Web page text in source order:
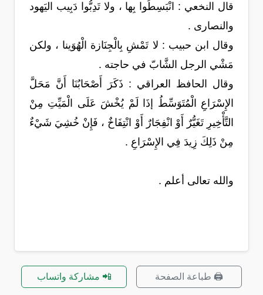
قال النخعي : انْبَسِطُوا بِها ، ولا تَدِبُّوا دَبِيب اليَهود
والنصارى .
وقال ابن حبيب : لا تَمْشِ بِالْجِنَازة الْهُوَينا ، ولكن
مَشْي الرجل الشَّابّ في حاجته .
وقال الحافظ العراقي : ذَكَرَ أَصْحَابُنَا أَنَّ مَحَلَّ
الإِسْرَاعِ الْمُتَوَسِّطُ إذَا لَمْ يُخْشَ عَلَى الْمَيِّتِ مِنْ
التَّأْخِيرِ تَغَيُّرٌ أَوْ انْفِجَارٌ أَوْ انْتِفَاخٌ ، فَإِنْ خُشِيَ شَيْءٌ
مِنْ ذَلِكَ زِيدَ فِي الإِسْرَاعِ .
والله تعالى أعلم .
🖨️ طباعة الصفحة 📲 مشاركة واتساب